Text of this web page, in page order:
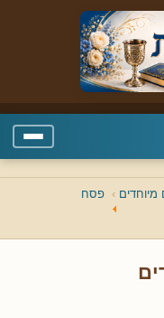
מיוחדים פסח